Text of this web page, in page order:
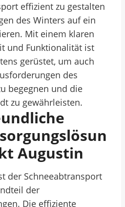
effizient zu gestalten
des Winters auf ein
Mit einem klaren
und Funktionalität ist
gerüstet, um auch
des
begegnen und die
zu gewährleisten.
Augustin
der Schneeabtransport
der
Die effiziente